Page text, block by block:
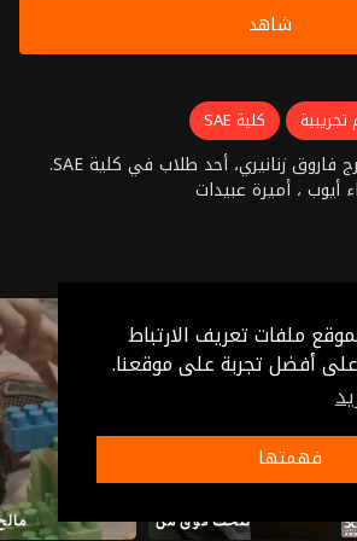
ملفات تعريف الارتباط
أفضل تجربة على موقعنا.
فهمتها
شاهد
تجريبية كلية SAE
فيلم روائي قصير للمخرج فاروق زنانيري، أحد طلاب في كلية SAE.
أيوب ، أميرة عبيدات